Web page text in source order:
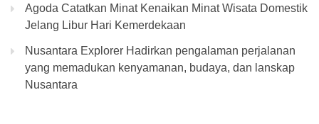
Agoda Catatkan Minat Kenaikan Minat Wisata Domestik
Jelang Libur Hari Kemerdekaan
Nusantara Explorer Hadirkan pengalaman perjalanan
yang memadukan kenyamanan, budaya, dan lanskap
Nusantara